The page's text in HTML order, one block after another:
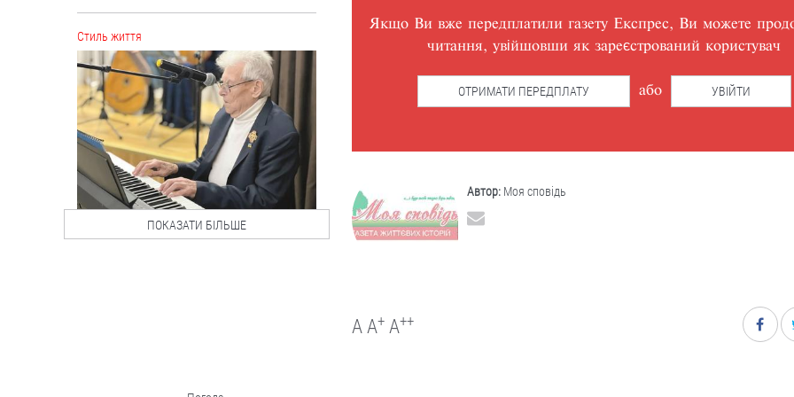
Якщо Ви вже передплатили газету Експрес, Ви можете
читання, увійшовши як зареєстрований користувач
ОТРИМАТИ ПЕРЕДПЛАТУ або УВІЙТИ
Автор: Моя сповідь
A A+ A++
Cтиль життя
“А щоб тебе роздерли
ПОКАЗАТИ БІЛЬШЕ